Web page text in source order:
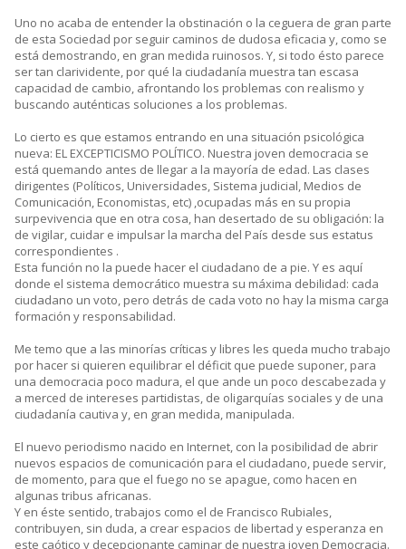
Uno no acaba de entender la obstinación o la ceguera de gran parte
de esta Sociedad por seguir caminos de dudosa eficacia y, como se
está demostrando, en gran medida ruinosos. Y, si todo ésto parece
ser tan clarividente, por qué la ciudadanía muestra tan escasa
capacidad de cambio, afrontando los problemas con realismo y
buscando auténticas soluciones a los problemas.
Lo cierto es que estamos entrando en una situación psicológica
nueva: EL EXCEPTICISMO POLÍTICO. Nuestra joven democracia se
está quemando antes de llegar a la mayoría de edad. Las clases
dirigentes (Políticos, Universidades, Sistema judicial, Medios de
Comunicación, Economistas, etc) ,ocupadas más en su propia
surpevivencia que en otra cosa, han desertado de su obligación: la
de vigilar, cuidar e impulsar la marcha del País desde sus estatus
correspondientes .
Esta función no la puede hacer el ciudadano de a pie. Y es aquí
donde el sistema democrático muestra su máxima debilidad: cada
ciudadano un voto, pero detrás de cada voto no hay la misma carga
formación y responsabilidad.
Me temo que a las minorías críticas y libres les queda mucho trabajo
por hacer si quieren equilibrar el déficit que puede suponer, para
una democracia poco madura, el que ande un poco descabezada y
a merced de intereses partidistas, de oligarquías sociales y de una
ciudadanía cautiva y, en gran medida, manipulada.
El nuevo periodismo nacido en Internet, con la posibilidad de abrir
nuevos espacios de comunicación para el ciudadano, puede servir,
de momento, para que el fuego no se apague, como hacen en
algunas tribus africanas.
Y en éste sentido, trabajos como el de Francisco Rubiales,
contribuyen, sin duda, a crear espacios de libertad y esperanza en
este caótico y decepcionante caminar de nuestra joven Democracia.